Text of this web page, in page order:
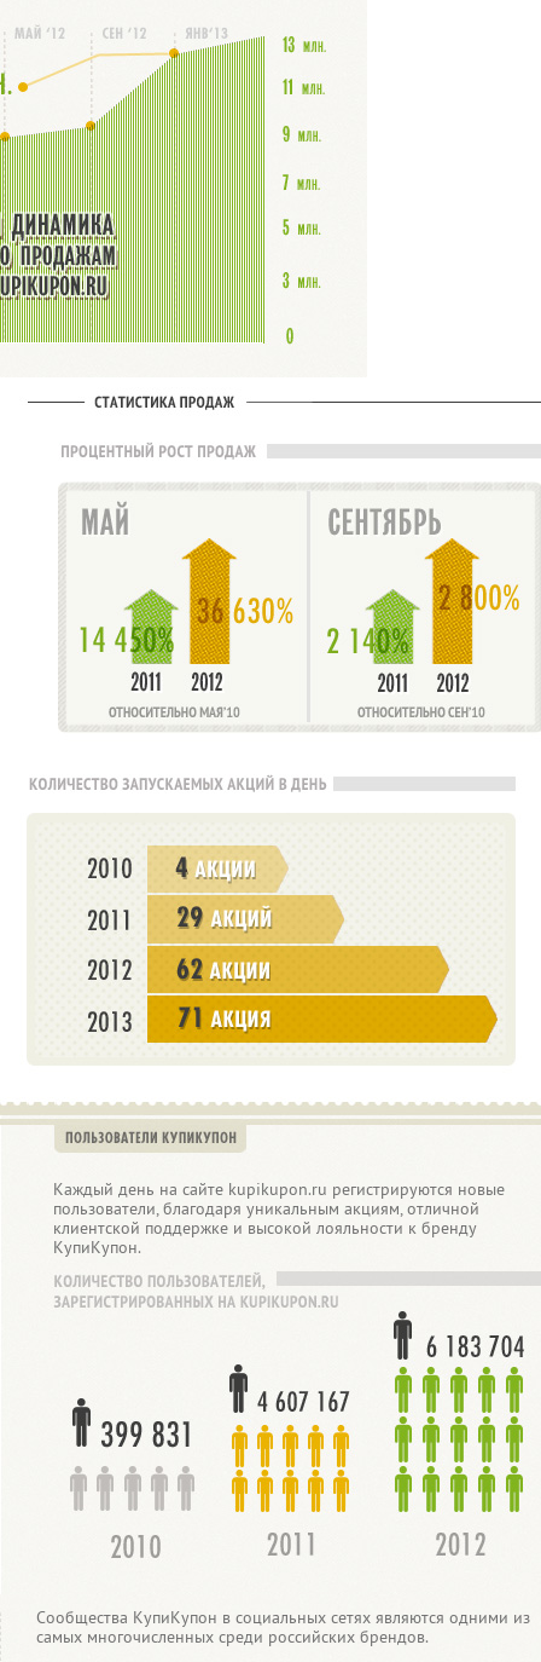
Каждый день на сайте kupikupon.ru регистрируются новые
пользователи, благодаря уникальным акциям, отличной
клиентской поддержке и высокой лояльности к бренду
КупиКупон.
Сообщества КупиКупон в социальных сетях являются одними из
самых многочисленных среди российских брендов.